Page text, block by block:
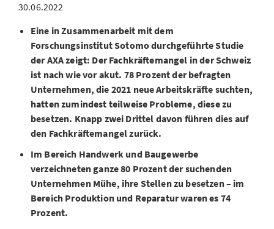
30.06.2022
Eine in Zusammenarbeit mit dem
Forschungsinstitut Sotomo durchgeführte Studie
der AXA zeigt: Der Fachkräftemangel in der Schweiz
ist nach wie vor akut. 78 Prozent der befragten
Unternehmen, die 2021 neue Arbeitskräfte suchten,
hatten zumindest teilweise Probleme, diese zu
besetzen. Knapp zwei Drittel davon führen dies auf
den Fachkräftemangel zurück.
Im Bereich Handwerk und Baugewerbe
verzeichneten ganze 80 Prozent der suchenden
Unternehmen Mühe, ihre Stellen zu besetzen – im
Bereich Produktion und Reparatur waren es 74
Prozent.